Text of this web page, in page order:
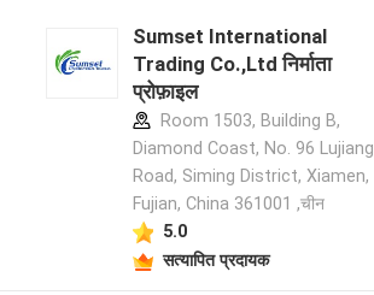
Sumset International
Trading Co.,Ltd निर्माता
प्रोफ़ाइल
Room 1503, Building B,
Diamond Coast, No. 96 Lujiang
Road, Siming District, Xiamen,
Fujian, China 361001 ,चीन
5.0
सत्यापित प्रदायक